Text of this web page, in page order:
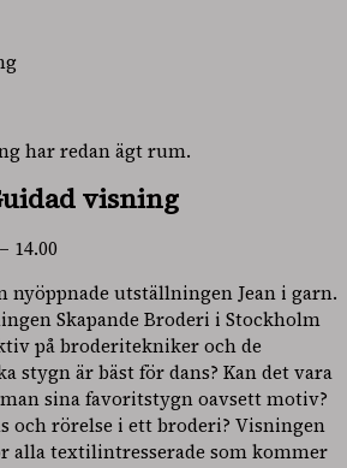
har redan ägt rum.
visning
– 14.00
nyöppnade utställningen Jean i garn.
Skapande Broderi i Stockholm
på broderitekniker och de
stygn är bäst för dans? Kan det vara
sina favoritstygn oavsett motiv?
och rörelse i ett broderi? Visningen
alla textilintresserade som kommer